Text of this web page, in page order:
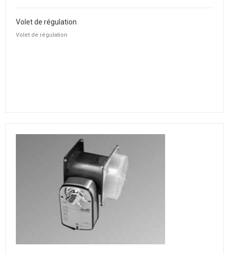
Volet de régulation
Volet de régulation